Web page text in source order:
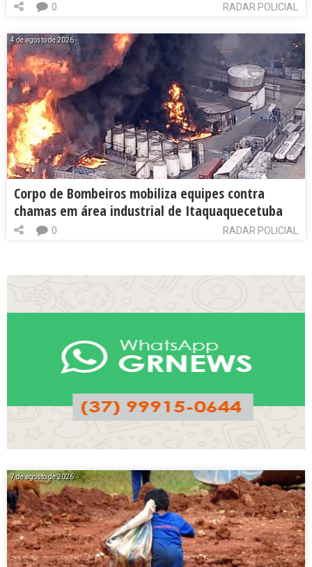
RADAR POLICIAL
0
4 de agosto de 2026
Corpo de Bombeiros mobiliza equipes contra
chamas em área industrial de Itaquaquecetuba
RADAR POLICIAL
0
7 de agosto de 2026